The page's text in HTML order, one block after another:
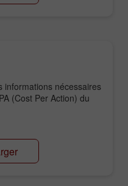
informations nécessaires
(Cost Per Action) du